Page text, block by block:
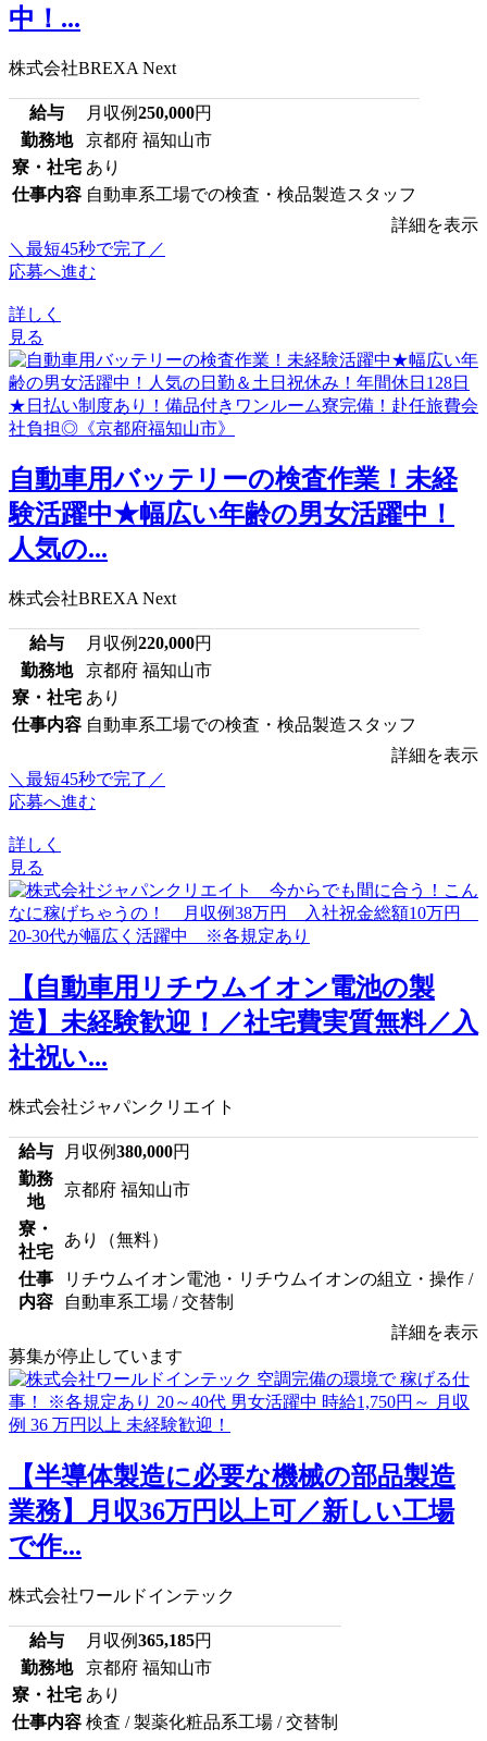
中！...
株式会社BREXA Next
給与 月収例250,000円
勤務地
京都府 福知山市
寮・社宅 あり
仕事内容 自動車系工場での検査・検品製造スタッフ
詳細を表示
＼最短45秒で完了／
応募へ進む
詳しく
見る
自動車用バッテリーの検査作業！未経
験活躍中★幅広い年齢の男女活躍中！
人気の...
株式会社BREXA Next
給与 月収例220,000円
勤務地
京都府 福知山市
寮・社宅 あり
仕事内容 自動車系工場での検査・検品製造スタッフ
詳細を表示
＼最短45秒で完了／
応募へ進む
詳しく
見る
【自動車用リチウムイオン電池の製
造】未経験歓迎！／社宅費実質無料／入
社祝い...
株式会社ジャパンクリエイト
給与 月収例380,000円
勤務
地
京都府 福知山市
寮・
社宅
あり（無料）
仕事
内容
リチウムイオン電池・リチウムイオンの組立・操作 /
自動車系工場 / 交替制
詳細を表示
募集が停止しています
【半導体製造に必要な機械の部品製造
業務】月収36万円以上可／新しい工場
で作...
株式会社ワールドインテック
給与 月収例365,185円
勤務地
京都府 福知山市
寮・社宅 あり
仕事内容 検査 / 製薬化粧品系工場 / 交替制